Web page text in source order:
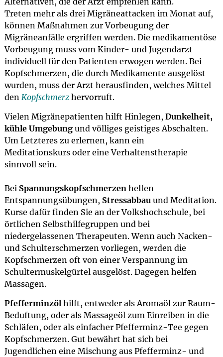
Treten mehr als drei Migräneattacken im Monat auf,
können Maßnahmen zur Vorbeugung der
Migräneanfälle ergriffen werden. Die medikamentöse
Vorbeugung muss vom Kinder- und Jugendarzt
individuell für den Patienten erwogen werden. Bei
Kopfschmerzen, die durch Medikamente ausgelöst
wurden, muss der Arzt herausfinden, welches Mittel
den Kopfschmerzhervorruft.
Vielen Migränepatienten hilft Hinlegen, Dunkelheit,
kühle Umgebungund völliges geistiges Abschalten.
Um Letzteres zu erlernen, kann ein
Meditationskurs oder eine Verhaltenstherapie
sinnvoll sein.
Bei Spannungskopfschmerzenhelfen
Entspannungsübungen, Stressabbauund Meditation.
Kurse dafür finden Sie an der Volkshochschule, bei
örtlichen Selbsthilfegruppen und bei
niedergelassenen Therapeuten. Wenn auch Nacken-
und Schulterschmerzen vorliegen, werden die
Kopfschmerzen oft von einer Verspannung im
Schultermuskelgürtel ausgelöst. Dagegen helfen
Massagen.
Pfefferminzölhilft, entweder als Aromaöl zur Raum-
Beduftung, oder als Massageöl zum Einreiben in die
Schläfen, oder als einfacher Pfefferminz-Tee gegen
Kopfschmerzen. Gut bewährt hat sich bei
Jugendlichen eine Mischung aus Pfefferminz- und